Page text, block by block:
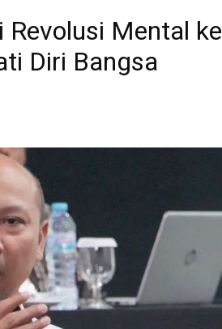
Mental ke
Diri Bangsa